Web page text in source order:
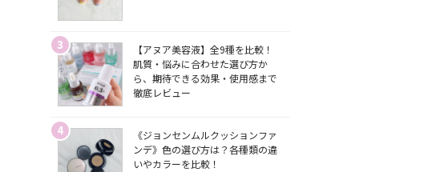
3
【アヌア美容液】全9種を比較！
肌質・悩みに合わせた選び方か
ら、期待できる効果・使用感まで
徹底レビュー
4
《ジョンセンムルクッションファ
ンデ》色の選び方は？各種類の違
いやカラーを比較！